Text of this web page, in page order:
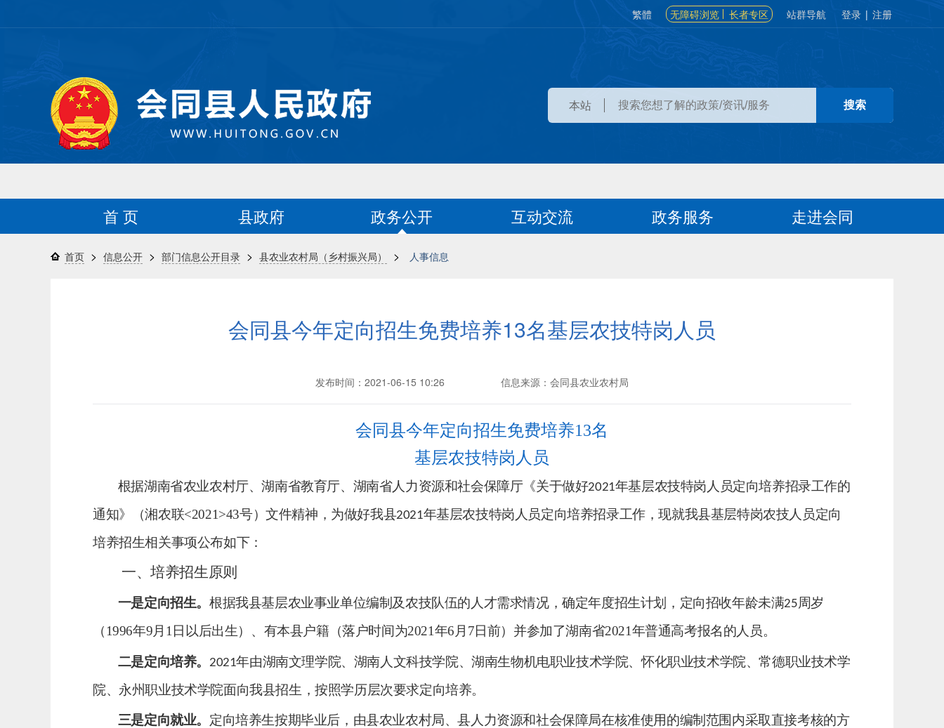
繁體 无障碍浏览 长者专区 站群导航 登录 | 注册
本站
首 页 县政府 政务公开 互动交流 政务服务 走进会同
首页 > 信息公开 > 部门信息公开目录 > 县农业农村局（乡村振兴局） > 人事信息
会同县今年定向招生免费培养13名基层农技特岗人员
发布时间：2021-06-15 10:26 信息来源：会同县农业农村局
会同县今年定向招生免费培养13名
基层农技特岗人员
根据湖南省农业农村厅、湖南省教育厅、湖南省人力资源和社会保障厅《关于做好2021年基层农技特岗人员定向培养招录工作的
通知》（湘农联<2021>43号）文件精神，为做好我县2021年基层农技特岗人员定向培养招录工作，现就我县基层特岗农技人员定向
培养招生相关事项公布如下：
一、培养招生原则
一是定向招生。根据我县基层农业事业单位编制及农技队伍的人才需求情况，确定年度招生计划，定向招收年龄未满25周岁
（1996年9月 1日以后出生）、有本县户籍（落户时间为2021年6月 7日前）并参加了湖南省2021年普通高考报名的人员。
二是定向培养。 2021年由湖南文理学院、湖南人文科技学院、湖南生物机电职业技术学院、怀化职业技术学院、常德职业技术学
院、永州职业技术学院面向我县招生，按照学历层次要求定向培养。
三是定向就业。 定向培养生按期毕业后，由县农业农村局、县人力资源和社会保障局在核准使用的编制范围内采取直接考核的方